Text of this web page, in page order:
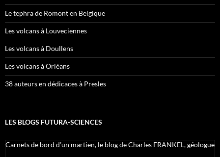
Le tephra de Romont en Belgique
Les volcans à Louveciennes
Les volcans à Doullens
Les volcans à Orléans
38 auteurs en dédicaces à Presles
LES BLOGS FUTURA-SCIENCES
Carnets de bord d’un martien, le blog de Charles FRANKEL, géologue